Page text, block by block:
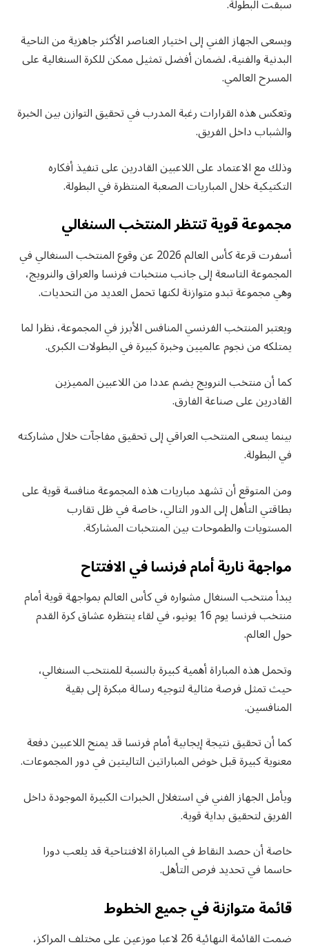
سبقت البطولة.
ويسعى الجهاز الفني إلى اختيار العناصر الأكثر جاهزية من الناحية
البدنية والفنية، لضمان أفضل تمثيل ممكن للكرة السنغالية على
المسرح العالمي.
وتعكس هذه القرارات رغبة المدرب في تحقيق التوازن بين الخبرة
والشباب داخل الفريق.
وذلك مع الاعتماد على اللاعبين القادرين على تنفيذ أفكاره
التكتيكية خلال المباريات الصعبة المنتظرة في البطولة.
مجموعة قوية تنتظر المنتخب السنغالي
أسفرت قرعة كأس العالم 2026 عن وقوع المنتخب السنغالي في
المجموعة التاسعة إلى جانب منتخبات فرنسا والعراق والنرويج،
وهي مجموعة تبدو متوازنة لكنها تحمل العديد من التحديات.
ويعتبر المنتخب الفرنسي المنافس الأبرز في المجموعة، نظرا لما
يمتلكه من نجوم عالميين وخبرة كبيرة في البطولات الكبرى.
كما أن منتخب النرويج يضم عددا من اللاعبين المميزين
القادرين على صناعة الفارق.
بينما يسعى المنتخب العراقي إلى تحقيق مفاجآت خلال مشاركته
في البطولة.
ومن المتوقع أن تشهد مباريات هذه المجموعة منافسة قوية على
بطاقتي التأهل إلى الدور التالي، خاصة في ظل تقارب
المستويات والطموحات بين المنتخبات المشاركة.
مواجهة نارية أمام فرنسا في الافتتاح
يبدأ منتخب السنغال مشواره في كأس العالم بمواجهة قوية أمام
منتخب فرنسا يوم 16 يونيو، في لقاء ينتظره عشاق كرة القدم
حول العالم.
وتحمل هذه المباراة أهمية كبيرة بالنسبة للمنتخب السنغالي،
حيث تمثل فرصة مثالية لتوجيه رسالة مبكرة إلى بقية
المنافسين.
كما أن تحقيق نتيجة إيجابية أمام فرنسا قد يمنح اللاعبين دفعة
معنوية كبيرة قبل خوض المباراتين التاليتين في دور المجموعات.
ويأمل الجهاز الفني في استغلال الخبرات الكبيرة الموجودة داخل
الفريق لتحقيق بداية قوية.
خاصة أن حصد النقاط في المباراة الافتتاحية قد يلعب دورا
حاسما في تحديد فرص التأهل.
قائمة متوازنة في جميع الخطوط
ضمت القائمة النهائية 26 لاعبا موزعين على مختلف المراكز،